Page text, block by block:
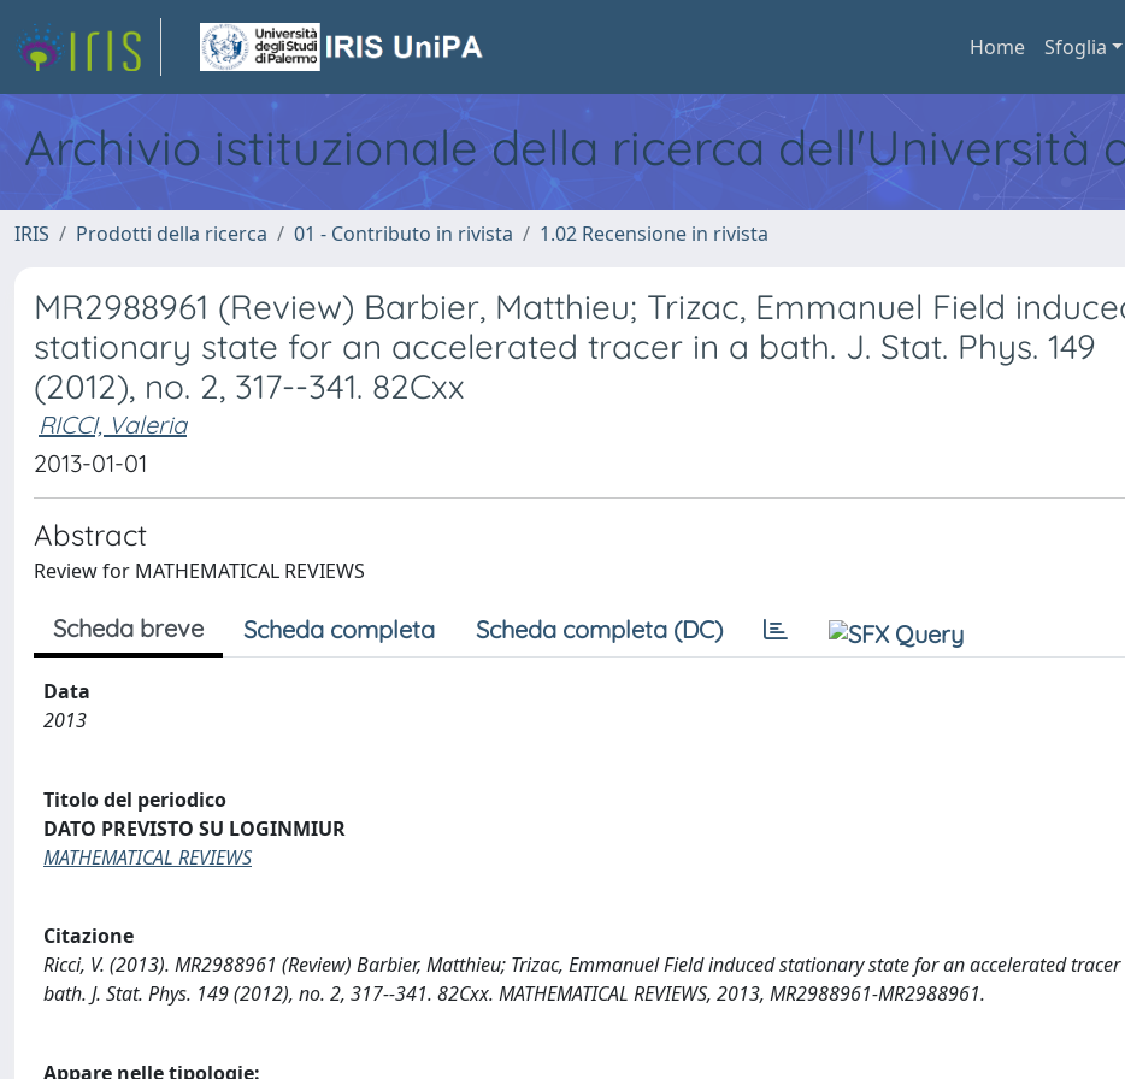
Home Sfoglia
Archivio istituzionale della ricerca dell'Università
IRIS Prodotti della ricerca 01 - Contributo in rivista 1.02 Recensione in rivista
MR2988961 (Review) Barbier, Matthieu; Trizac, Emmanuel Field
stationary state for an accelerated tracer in a bath. J. Stat. Phys. 149
(2012), no. 2, 317--341. 82Cxx
RICCI, Valeria
2013-01-01
Abstract
Review for MATHEMATICAL REVIEWS
Scheda breve Scheda completa Scheda completa (DC)
Data
2013
Titolo del periodico
DATO PREVISTO SU LOGINMIUR
MATHEMATICAL REVIEWS
Citazione
Ricci, V. (2013). MR2988961 (Review) Barbier, Matthieu; Trizac, Emmanuel Field induced stationary state for an accelerated
bath. J. Stat. Phys. 149 (2012), no. 2, 317--341. 82Cxx. MATHEMATICAL REVIEWS, 2013, MR2988961-MR2988961.
Appare nelle tipologie: